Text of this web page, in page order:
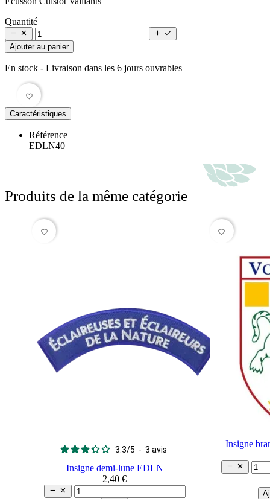
Quantité
   
Ajouter au panier
En stock - Livraison dans les 6 jours ouvrables
favorite_border
Caractéristiques
Référence
EDLN40
Produits de la même catégorie
favorite_border
3.3/5 - 3avis
Insigne demi-lune EDLN
2,40 €


favorite_border
Insigne
 